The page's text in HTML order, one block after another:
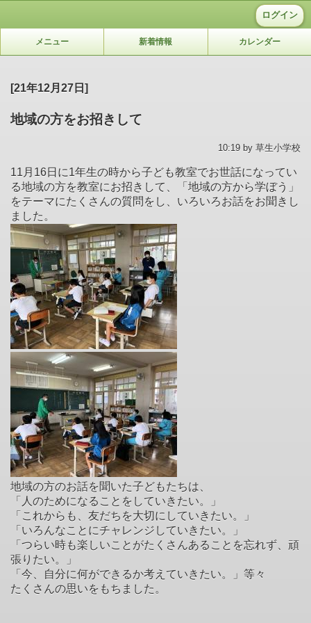
ログイン
メニュー 新着情報 カレンダー
[21年12月27日]
地域の方をお招きして
10:19 by 草生小学校
11月16日に1年生の時から子ども教室でお世話になってい
る地域の方を教室にお招きして、「地域の方から学ぼう」
をテーマにたくさんの質問をし、いろいろお話をお聞きし
ました。
地域の方のお話を聞いた子どもたちは、
「人のためになることをしていきたい。」
「これからも、友だちを大切にしていきたい。」
「いろんなことにチャレンジしていきたい。」
「つらい時も楽しいことがたくさんあることを忘れず、頑
張りたい。」
「今、自分に何ができるか考えていきたい。」等々
たくさんの思いをもちました。